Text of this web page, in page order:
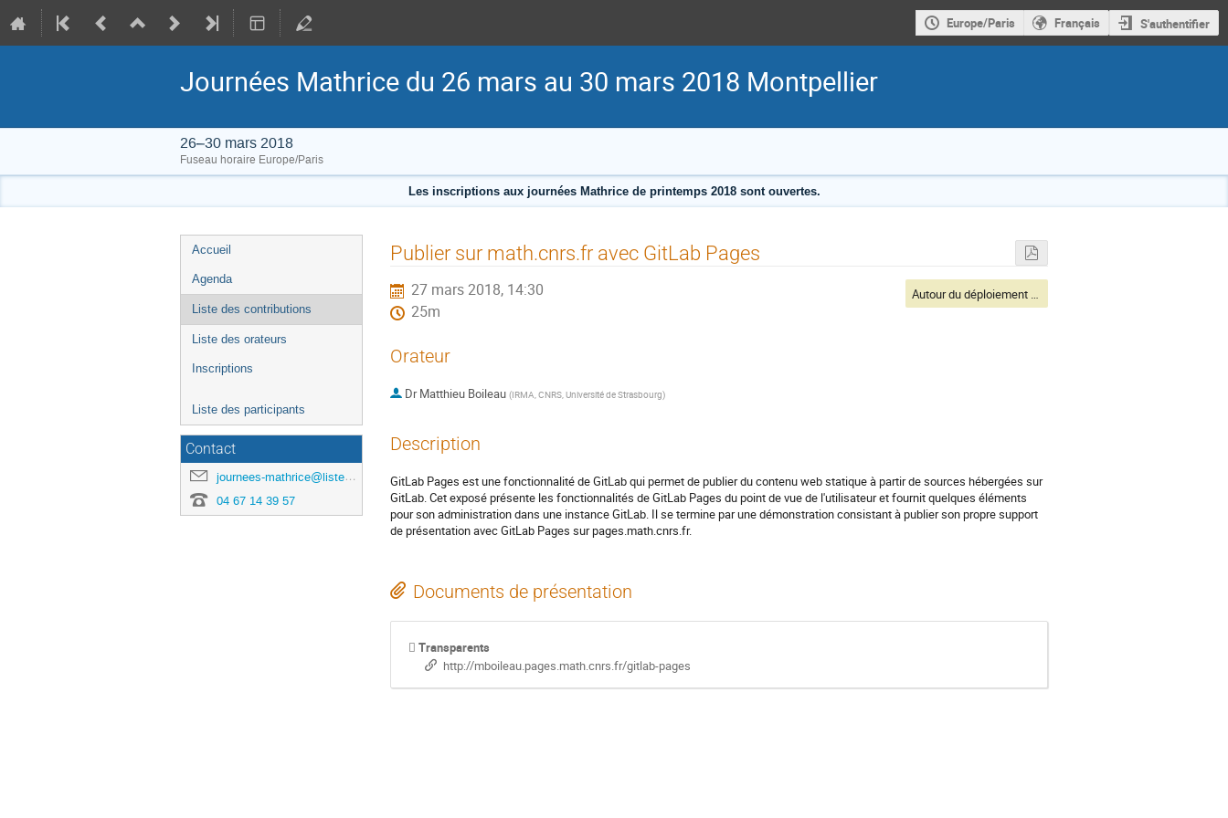
Europe/Paris Français S'authentifier
Journées Mathrice du 26 mars au 30 mars 2018 Montpellier
26–30 mars 2018
Fuseau horaire Europe/Paris
Les inscriptions aux journées Mathrice de printemps 2018 sont ouvertes.
Menu
de
l'événement
Accueil
Agenda
Liste des contributions
Liste des orateurs
Inscriptions
Liste des participants
Contact
journees-mathrice@listes.mathrice.fr
04 67 14 39 57
Publier sur math.cnrs.fr avec GitLab Pages
27 mars 2018, 14:30
25m
Autour du déploiement de sites web
Orateur
Dr Matthieu Boileau (IRMA, CNRS, Université de Strasbourg)
Description
GitLab Pages est une fonctionnalité de GitLab qui permet de publier du contenu web statique à partir de sources hébergées sur
GitLab. Cet exposé présente les fonctionnalités de GitLab Pages du point de vue de l'utilisateur et fournit quelques éléments
pour son administration dans une instance GitLab. Il se termine par une démonstration consistant à publier son propre support
de présentation avec GitLab Pages sur pages.math.cnrs.fr.
Documents de présentation
Transparents
http://mboileau.pages.math.cnrs.fr/gitlab-pages